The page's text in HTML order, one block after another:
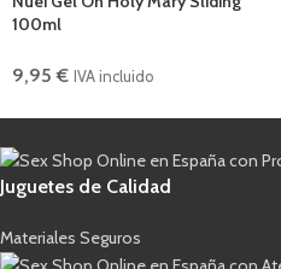
100ml
9,95€ IVA incluido
Juguetes de Calidad
Materiales Seguros